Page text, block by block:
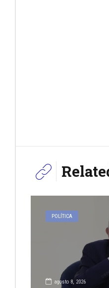
POLÍTICA
agosto 8, 2026